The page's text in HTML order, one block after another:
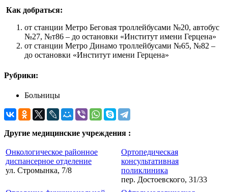
Как добраться:
от станции Метро Беговая троллейбусами №20, автобус
№27, №т86 – до остановки «Институт имени Герцена»
от станции Метро Динамо троллейбусами №65, №82 –
до остановки «Институт имени Герцена»
Рубрики:
Больницы
Другие медицинские учреждения :
Онкологическое районное
диспансерное отделение
ул. Стромынка, 7/8
Ортопедическая
консультативная
поликлиника
пер. Достоевского, 31/33